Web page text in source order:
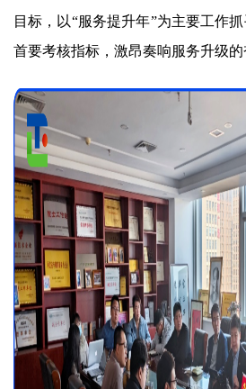
目标， 以“服务提升年”为主要工作
首要考核指标，激昂奏响服务升级的